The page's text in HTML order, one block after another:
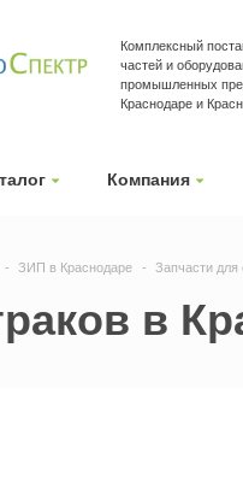
Компания
Комплексный
частей и
промышленных
Краснодаре и
ЗИП в Краснодаре Запчасти для
в